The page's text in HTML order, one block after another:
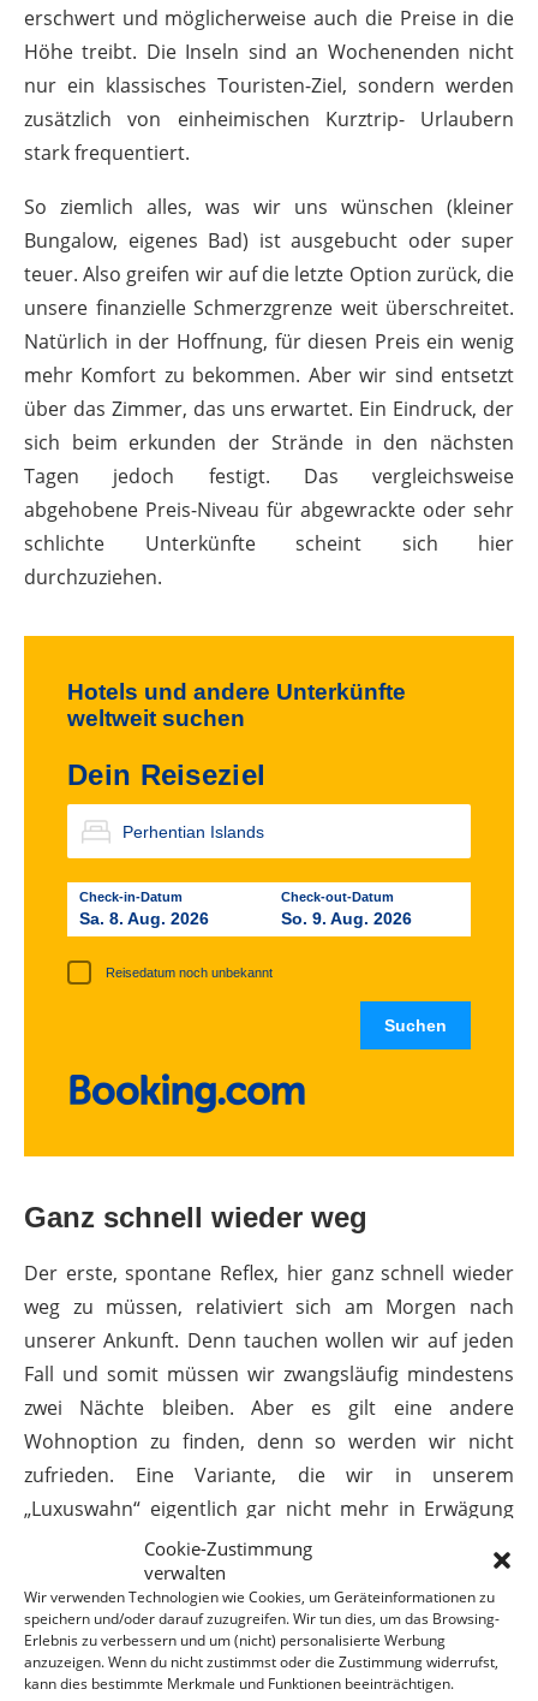
Cookie-Zustimmung
verwalten
Wir verwenden Technologien wie Cookies, um Geräteinformationen zu
speichern und/oder darauf zuzugreifen. Wir tun dies, um das Browsing-
Erlebnis zu verbessern und um (nicht) personalisierte Werbung
anzuzeigen. Wenn du nicht zustimmst oder die Zustimmung widerrufst,
kann dies bestimmte Merkmale und Funktionen beeinträchtigen.
erschwert und möglicherweise auch die Preise in die
Höhe treibt. Die Inseln sind an Wochenenden nicht
nur ein klassisches Touristen-Ziel, sondern werden
zusätzlich von einheimischen Kurztrip- Urlaubern
stark frequentiert.
So ziemlich alles, was wir uns wünschen (kleiner
Bungalow, eigenes Bad) ist ausgebucht oder super
teuer. Also greifen wir auf die letzte Option zurück, die
unsere finanzielle Schmerzgrenze weit überschreitet.
Natürlich in der Hoffnung, für diesen Preis ein wenig
mehr Komfort zu bekommen. Aber wir sind entsetzt
über das Zimmer, das uns erwartet. Ein Eindruck, der
sich beim erkunden der Strände in den nächsten
Tagen jedoch festigt. Das vergleichsweise
abgehobene Preis-Niveau für abgewrackte oder sehr
schlichte Unterkünfte scheint sich hier
durchzuziehen.
Hotels und andere Unterkünfte
weltweit suchen
Dein Reiseziel
Check-in-Datum
Sa. 8. Aug. 2026
Check-out-Datum
So. 9. Aug. 2026
Reisedatum noch unbekannt
Ganz schnell wieder weg
Der erste, spontane Reflex, hier ganz schnell wieder
weg zu müssen, relativiert sich am Morgen nach
unserer Ankunft. Denn tauchen wollen wir auf jeden
Fall und somit müssen wir zwangsläufig mindestens
zwei Nächte bleiben. Aber es gilt eine andere
Wohnoption zu finden, denn so werden wir nicht
zufrieden. Eine Variante, die wir in unserem
„Luxuswahn“ eigentlich gar nicht mehr in Erwägung
ziehen, ist schliesslich die optimale Lösung.
Wie die meisten Tauchschulen vor Ort, wird auch bei
uns ein Tauchpaket inklusive freier Unterkunft
angeboten. Wäre das schlichte Doppelzimmer durch